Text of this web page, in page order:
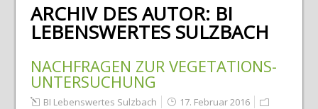
ARCHIV DES AUTOR: BI
LEBENSWERTES SULZBACH
NACHFRAGEN ZUR VEGETATIONS-
UNTERSUCHUNG
BI Lebenswertes Sulzbach
17. Februar 2016